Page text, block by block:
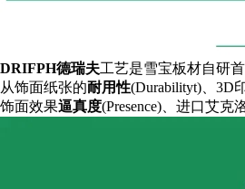
DRIFPH德瑞夫工艺是雪宝板材自研
从饰面纸张的耐用性(Durabilityt) 、3D
饰面效果逼真度(Presence) 、进口艾克